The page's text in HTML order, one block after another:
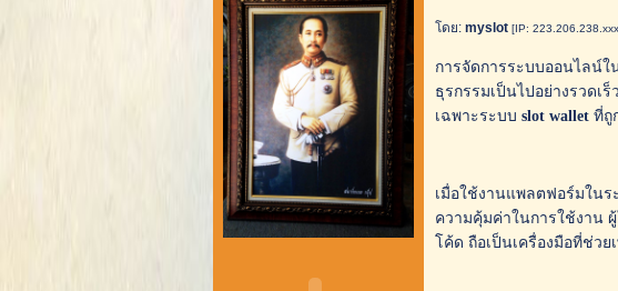
โดย:myslot [IP:
การจัดการระบบออนไลน์ใ
ธุรกรรมเป็นไปอย่างรวด
เฉพาะระบบ slot walletที่ถู
เมื่อใช้งานแพลตฟอร์มในร
ความคุ้มค่าในการใช้งาน
โค้ด ถือเป็นเครื่องมือที่ช่ว